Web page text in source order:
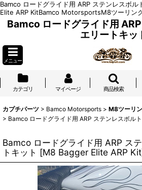
Bamco ロードグライド用 ARP ステンレスボ
Elite ARP KitBamco MotorsportsM8ツーリン
Bamco ロードグライド用
エリートキッ
メニュー
カテゴリ マイページ 商品検索
カプチパーツ > Bamco Motorsports > M8ツーリ
> Bamco ロードグライド用 ARP ステンレスボル
Bamco ロードグライド用 ARP ス
トキット [M8 Bagger Elite ARP Kit